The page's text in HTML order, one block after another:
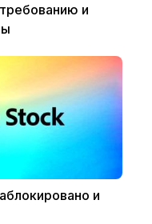
и
и